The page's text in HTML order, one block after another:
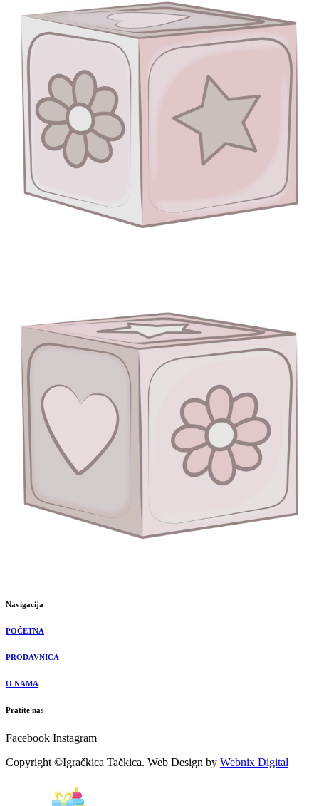
Navigacija
POČETNA
PRODAVNICA
O NAMA
Pratite nas
Facebook Instagram
Copyright ©Igračkica Tačkica. Web Design by Webnix Digital